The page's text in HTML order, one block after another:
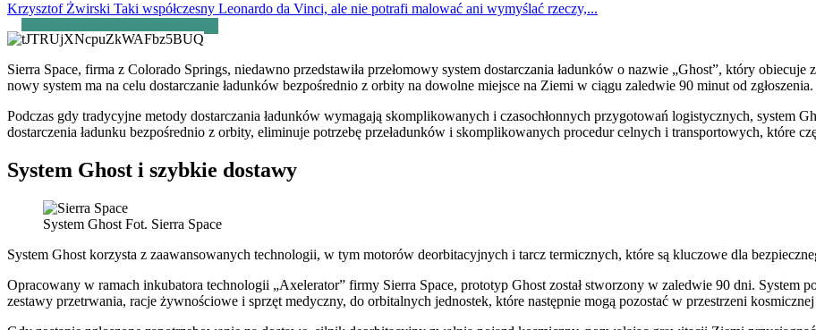
Krzysztof Żwirski Taki współczesny Leonardo da Vinci, ale nie potrafi malować ani wymyślać rzeczy,...
Sierra Space, firma z Colorado Springs, niedawno przedstawiła przełomowy system dostarczania ładunków o nazwie „Ghost”, który
nowy system ma na celu dostarczanie ładunków bezpośrednio z orbity na dowolne miejsce na Ziemi w ciągu zaledwie 90 minut od zgłoszenia.
Podczas gdy tradycyjne metody dostarczania ładunków wymagają skomplikowanych i czasochłonnych przygotowań logistycznych, system
dostarczenia ładunku bezpośrednio z orbity, eliminuje potrzebę przeładunków i skomplikowanych procedur celnych i transportowych, które
System Ghost i szybkie dostawy
System Ghost Fot. Sierra Space
System Ghost korzysta z zaawansowanych technologii, w tym motorów deorbitacyjnych i tarcz termicznych, które są kluczowe dla
Opracowany w ramach inkubatora technologii „Axelerator” firmy Sierra Space, prototyp Ghost został stworzony w zaledwie 90 dni. System
zestawy przetrwania, racje żywnościowe i sprzęt medyczny, do orbitalnych jednostek, które następnie mogą pozostać w przestrzeni